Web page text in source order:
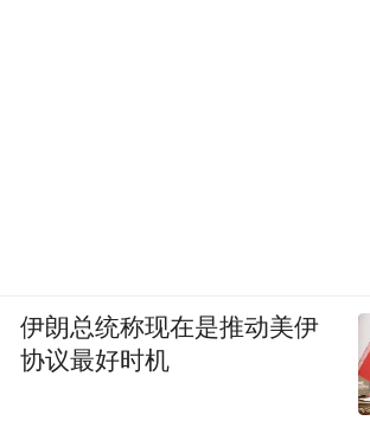
伊朗总统称现在是推动美伊
协议最好时机